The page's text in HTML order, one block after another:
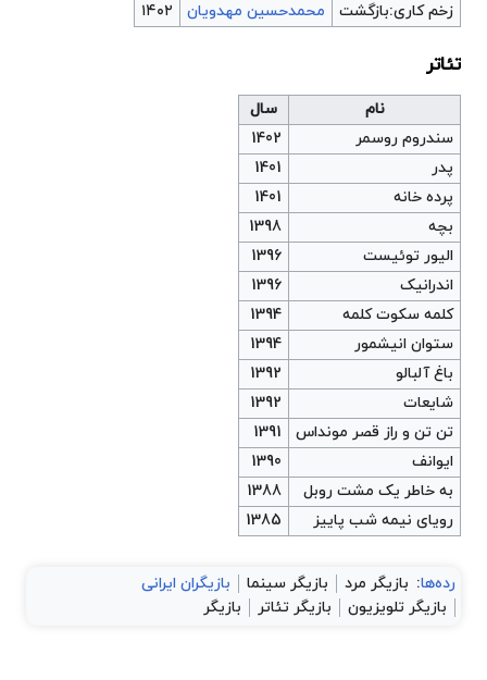
زخم کاری:بازگشت
محمدحسین مهدویان ۱۴۰۲
تئاتر
نام
سال
سندروم روسمر
1402
پدر
1401
پرده خانه
1401
بچه
1398
الیور توئیست
1396
اندرانیک
1396
کلمه سکوت کلمه
1394
ستوان انیشمور
1394
باغ آلبالو
1392
شایعات
1392
تن تن و راز قصر مونداس
1391
ایوانف
1390
به خاطر یک مشت روبل
1388
رویای نیمه شب پاییز
1385
رده‌ها: بازیگر مرد بازیگر سینما
بازیگران ایرانی
بازیگر تلویزیون
بازیگر تئاتر بازیگر